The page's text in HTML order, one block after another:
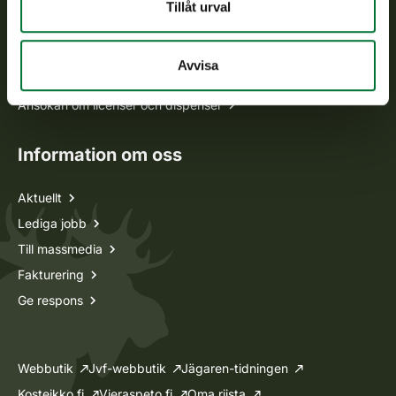
Tillåt urval
Avvisa
Ansökan om licenser och dispenser
Information om oss
Aktuellt
Lediga jobb
Till massmedia
Fakturering
Ge respons
Webbutik Jvf-webbutik
Jägaren-tidningen